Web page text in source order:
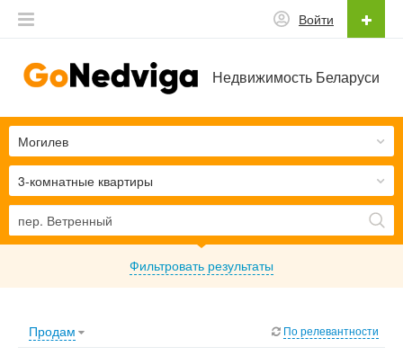
Недвижимость Беларуси
Войти
3-комнатные квартиры
Могилев
Фильтровать результаты
Продам По релевантности